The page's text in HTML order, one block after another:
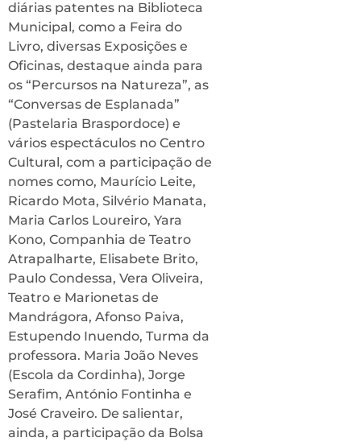
diárias patentes na Biblioteca
Municipal, como a Feira do
Livro, diversas Exposições e
Oficinas, destaque ainda para
os “Percursos na Natureza”, as
“Conversas de Esplanada”
(Pastelaria Braspordoce) e
vários espectáculos no Centro
Cultural, com a participação de
nomes como, Maurício Leite,
Ricardo Mota, Silvério Manata,
Maria Carlos Loureiro, Yara
Kono, Companhia de Teatro
Atrapalharte, Elisabete Brito,
Paulo Condessa, Vera Oliveira,
Teatro e Marionetas de
Mandrágora, Afonso Paiva,
Estupendo Inuendo, Turma da
professora. Maria João Neves
(Escola da Cordinha), Jorge
Serafim, António Fontinha e
José Craveiro. De salientar,
ainda, a participação da Bolsa